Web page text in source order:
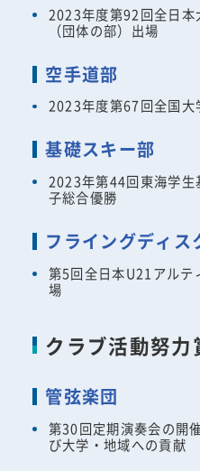
2023年度第92回全日本
（団体の部）出場
空手道部
2023年度第67回全国大
基礎スキー部
2023年第44回東海学生
子総合優勝
フライングディス
第5回全日本U21アルテ
場
クラブ活動努力
管弦楽団
第30回定期演奏会の開
び大学・地域への貢献